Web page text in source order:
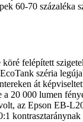
60-70 százaléka
felépített
széria
át
a 20 000 lumen
az Epson EB-